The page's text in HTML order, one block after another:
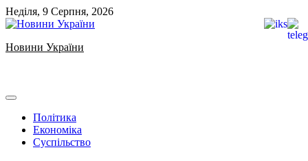
Skip
to
Неділя, 9 Серпня, 2026
Новини України
Політика
Економіка
Суспільство